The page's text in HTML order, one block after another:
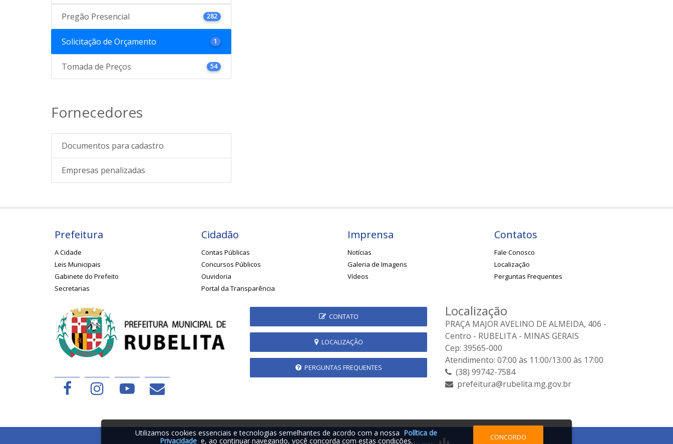
Pregão Presencial 282
Solicitação de Orçamento 1
Tomada de Preços 54
Fornecedores
Documentos para cadastro
Empresas penalizadas
Prefeitura
A Cidade
Leis Municipais
Gabinete do Prefeito
Secretarias
Cidadão
Contas Públicas
Concursos Públicos
Ouvidoria
Portal da Transparência
Imprensa
Notícias
Galeria de Imagens
Vídeos
Contatos
Fale Conosco
Localização
Perguntas Frequentes
CONTATO
LOCALIZAÇÃO
PERGUNTAS FREQUENTES
Localização
PRAÇA MAJOR AVELINO DE ALMEIDA, 406 -
Centro - RUBELITA - MINAS GERAIS
Cep: 39565-000
Atendimento: 07:00 às 11:00/13:00 às 17:00
(38) 99742-7584
prefeitura@rubelita.mg.gov.br
Utilizamos cookies essenciais e tecnologias semelhantes de acordo com a nossa Política de
Privacidade e, ao continuar navegando, você concorda com estas condições. CONCORDO